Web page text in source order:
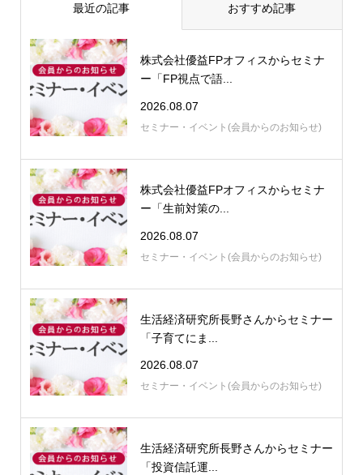
最近の記事 おすすめ記事
株式会社優益FPオフィスからセミナ
ー「FP視点で語...
2026.08.07
セミナー・イベント(会員からのお知らせ)
株式会社優益FPオフィスからセミナ
ー「生前対策の...
2026.08.07
セミナー・イベント(会員からのお知らせ)
生活経済研究所長野さんからセミナー
「子育てにま...
2026.08.07
セミナー・イベント(会員からのお知らせ)
生活経済研究所長野さんからセミナー
「投資信託運...